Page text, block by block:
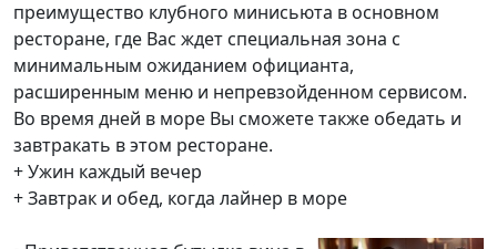
преимущество клубного минисьюта в основном
ресторане, где Вас ждет специальная зона с
минимальным ожиданием официанта,
расширенным меню и непревзойденном сервисом.
Во время дней в море Вы сможете также обедать и
завтракать в этом ресторане.
+ Ужин каждый вечер
+ Завтрак и обед, когда лайнер в море